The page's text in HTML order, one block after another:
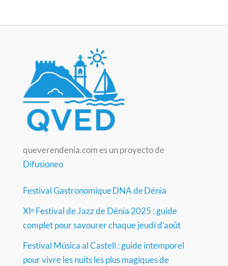
queverendenia.com es un proyecto de
Difusioneo
Festival Gastronomique DNA de Dénia
XIᵉ Festival de Jazz de Dénia 2025 : guide
complet pour savourer chaque jeudi d’août
Festival Música al Castell : guide intemporel
pour vivre les nuits les plus magiques de